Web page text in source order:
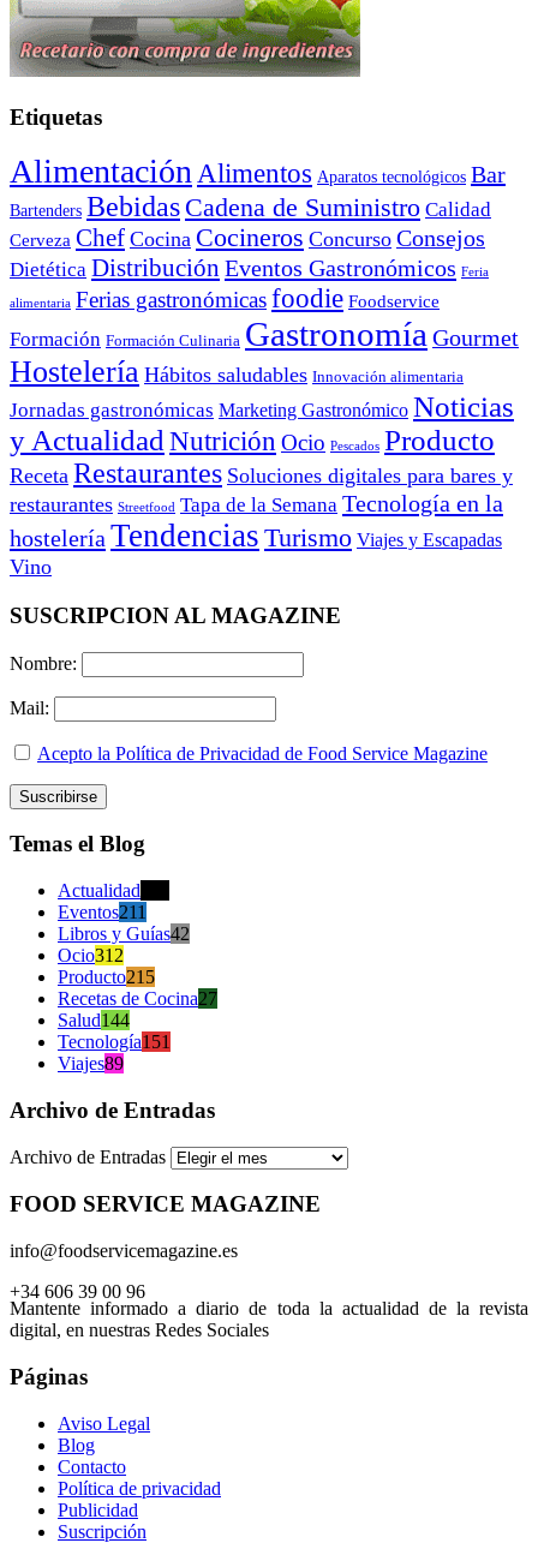
Etiquetas
AlimentaciónAlimentos Aparatos tecnológicos Bar
Bartenders Bebidas Cadena de Suministro Calidad
Cerveza Chef Cocina Cocineros Concurso Consejos
Dietética Distribución Eventos Gastronómicos Feria
alimentaria Ferias gastronómicasfoodie Foodservice
Formación Formación Culinaria Gastronomía Gourmet
Hostelería Hábitos saludables Innovación alimentaria
Jornadas gastronómicas Marketing Gastronómico Noticias
y Actualidad Nutrición Ocio Pescados Producto
Receta Restaurantes Soluciones digitales para bares y
restaurantes Streetfood Tapa de la Semana Tecnología en la
hostelería Tendencias Turismo Viajes y Escapadas
Vino
SUSCRIPCION AL MAGAZINE
Nombre:
Mail:
Acepto la Política de Privacidad de Food Service Magazine
Temas el Blog
Actualidad
Eventos211
Libros y Guías42
Ocio312
Producto215
Recetas de Cocina27
Salud144
Tecnología151
Viajes89
Archivo de Entradas
Archivo de Entradas
FOOD SERVICE MAGAZINE
info@foodservicemagazine.es
+34 606 39 00 96
Mantente informado a diario de toda la actualidad de la revista
digital, en nuestras Redes Sociales
Páginas
Aviso Legal
Blog
Contacto
Política de privacidad
Publicidad
Suscripción